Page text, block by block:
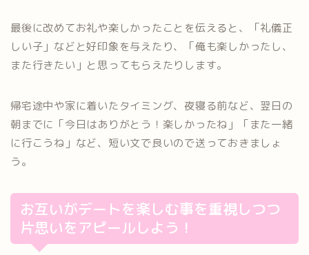
最後に改めてお礼や楽しかったことを伝えると、「礼儀正
しい子」などと好印象を与えたり、「俺も楽しかったし、
また行きたい」と思ってもらえたりします。
帰宅途中や家に着いたタイミング、夜寝る前など、翌日の
朝までに「今日はありがとう！楽しかったね」「また一緒
に行こうね」など、短い文で良いので送っておきましょ
う。
お互いがデートを楽しむ事を重視しつつ
片思いをアピールしよう！